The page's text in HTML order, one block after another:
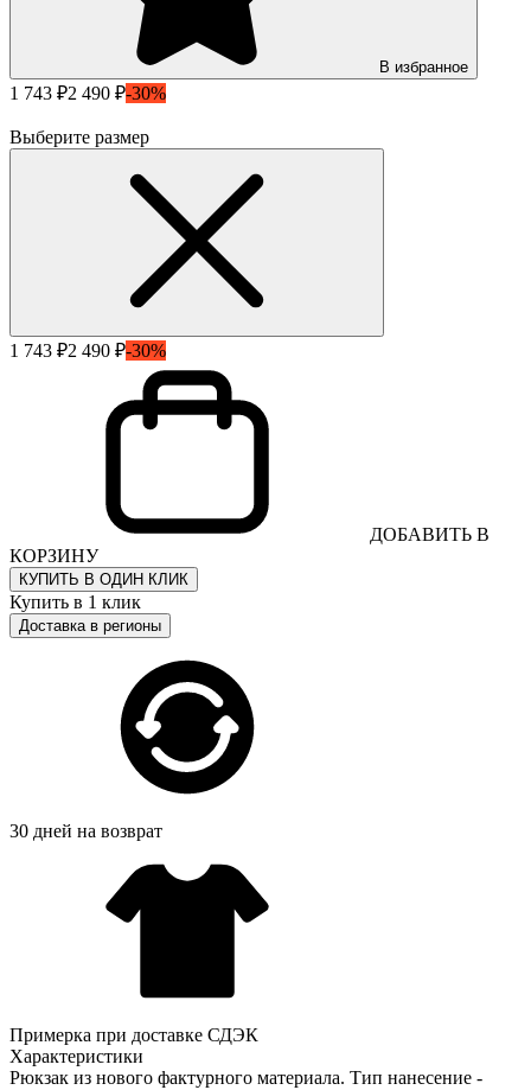
В избранное
1 743 ₽2 490 ₽-30%
Выберите размер
1 743 ₽2 490 ₽-30%
ДОБАВИТЬ В
КОРЗИНУ
КУПИТЬ В ОДИН КЛИК
Купить в 1 клик
Доставка в регионы
30 дней на возврат
Примерка при доставке СДЭК
Характеристики
Рюкзак из нового фактурного материала. Тип нанесение -